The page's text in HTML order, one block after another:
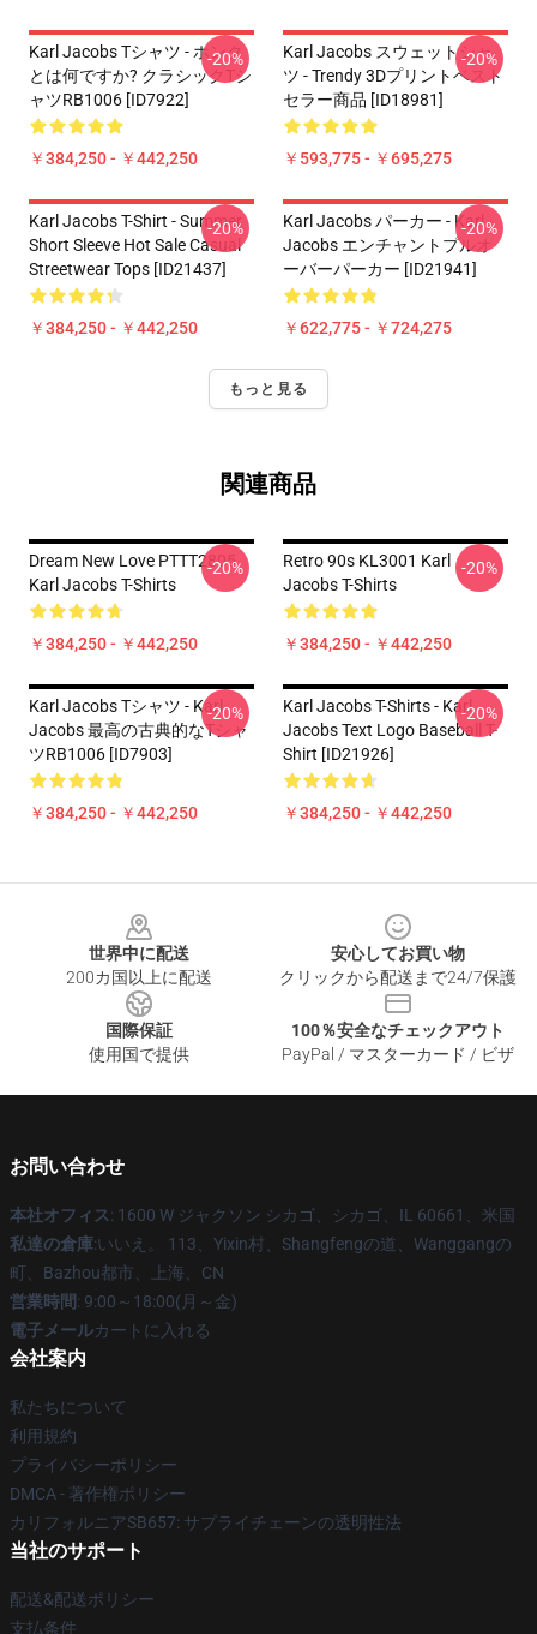
Karl Jacobs Tシャツ - ホンク
とは何ですか? クラシックTシ
ャツRB1006 [ID7922]
￥384,250 - ￥442,250
-20%
Karl Jacobs スウェットシャ
ツ - Trendy 3Dプリントベスト
セラー商品 [ID18981]
￥593,775 - ￥695,275
-20%
Karl Jacobs T-Shirt - Summer
Short Sleeve Hot Sale Casual
Streetwear Tops [ID21437]
￥384,250 - ￥442,250
-20%
Karl Jacobs パーカー - Karl
Jacobs エンチャントプルオ
ーバーパーカー [ID21941]
￥622,775 - ￥724,275
-20%
もっと見る
関連商品
Dream New Love PTTT2805
Karl Jacobs T-Shirts
￥384,250 - ￥442,250
-20%
Retro 90s KL3001 Karl
Jacobs T-Shirts
￥384,250 - ￥442,250
-20%
Karl Jacobs Tシャツ - Karl
Jacobs 最高の古典的なTシャ
ツRB1006 [ID7903]
￥384,250 - ￥442,250
-20%
Karl Jacobs T-Shirts - Karl
Jacobs Text Logo Baseball T-
Shirt [ID21926]
￥384,250 - ￥442,250
-20%
世界中に配送
200カ国以上に配送
安心してお買い物
クリックから配送まで24/7保護
国際保証
使用国で提供
100％安全なチェックアウト
PayPal / マスターカード / ビザ
お問い合わせ
本社オフィス: 1600 W ジャクソン シカゴ、シカゴ、IL 60661、米国
私達の倉庫:いいえ。 113、Yixin村、Shangfengの道、Wanggangの
町、Bazhou都市、上海、CN
営業時間: 9:00～18:00(月～金)
電子メールカートに入れる
会社案内
私たちについて
利用規約
プライバシーポリシー
DMCA - 著作権ポリシー
カリフォルニアSB657: サプライチェーンの透明性法
当社のサポート
配送&配送ポリシー
支払条件